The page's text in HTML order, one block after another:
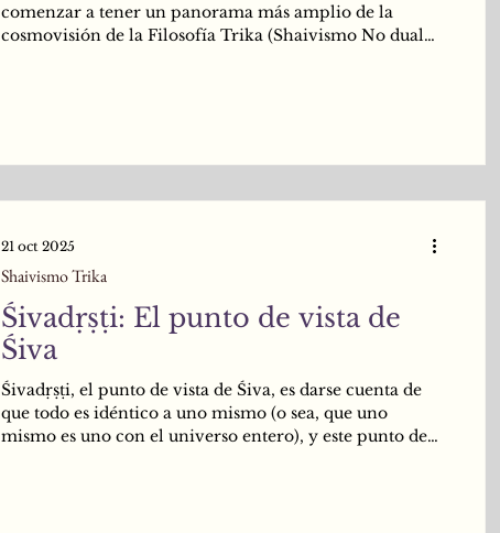
comenzar a tener un panorama más amplio de la
cosmovisión de la Filosofía Trika (Shaivismo No dual
Śivadṛṣṭi: El punto de vista de
Śiva
Śivadṛṣṭi, el punto de vista de Śiva, es darse cuenta de
que todo es idéntico a uno mismo (o sea, que uno
mismo es uno con el universo entero), y este punto de
Shaivismo Trika
21 oct 2025